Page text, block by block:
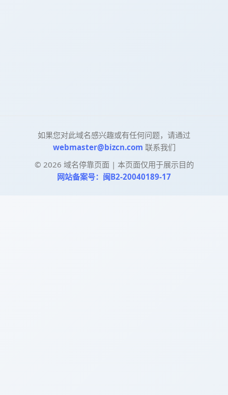
如果您对此域名感兴趣或有任何问题，请通过
webmaster@bizcn.com 联系我们
© 2026 域名停靠页面 | 本页面仅用于展示目的
网站备案号：闽B2-20040189-17